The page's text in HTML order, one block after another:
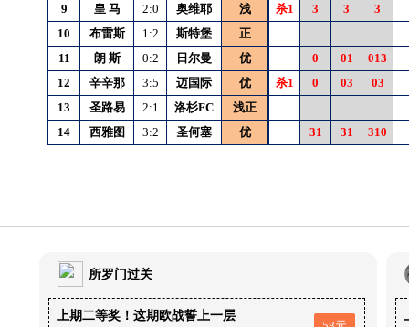
9
皇 马 2:0 奥维耶 浅 杀1 3 3
3
10
布雷斯 1:2 斯特堡
正
11
朗 斯 0:2 日尔曼 优 0 01
013
12
辛辛那 3:5 迈国际 优 杀1 0 03
03
13
圣路易 2:1 洛杉FC
浅正
14
西雅图 3:2 圣何塞 优 31 31 310
所罗门过关
上期二等奖！这期欧战誓上一层